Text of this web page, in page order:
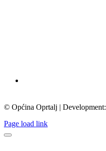
© Općina Oprtalj | Development:
Page load link